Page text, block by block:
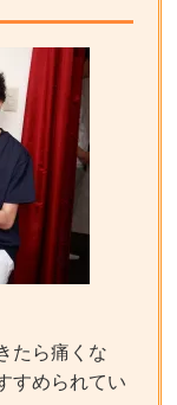
たら痛くな
すめられてい